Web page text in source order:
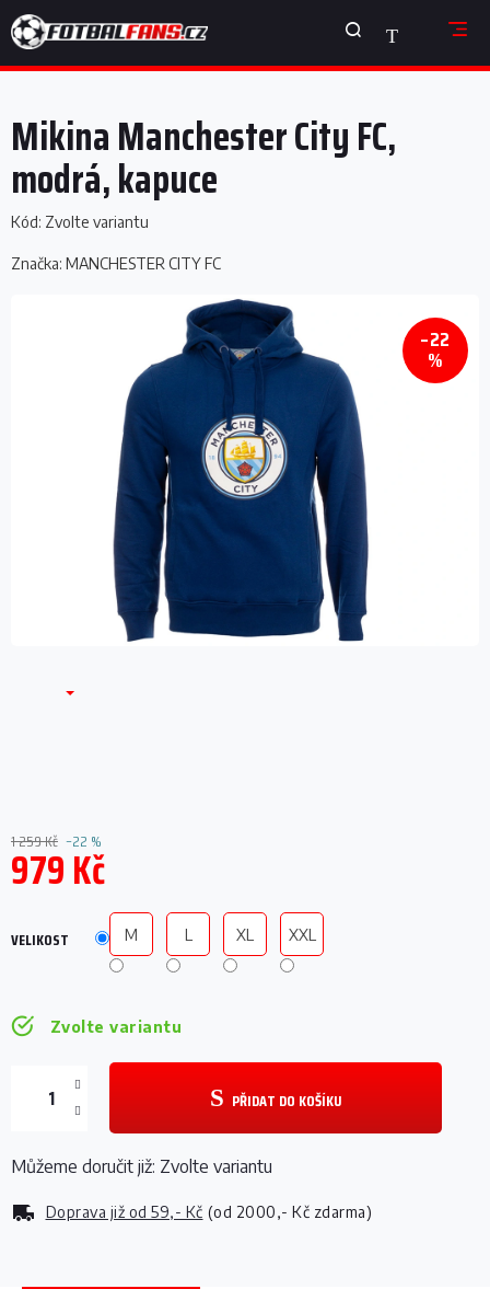
na
obsah
NÁKUPNÍ
KOŠÍK
Mikina Manchester City FC,
modrá, kapuce
Kód: Zvolte variantu
Značka: MANCHESTER CITY FC
–22
%
1 259 Kč –22 %
979 Kč
cena:
Zvolte variantu
Doprava již od 59,- Kč (od 2000,- Kč zdarma)
VELIKOST M L XL XXL
PŘIDAT DO KOŠÍKU
Můžeme doručit již: Zvolte variantu